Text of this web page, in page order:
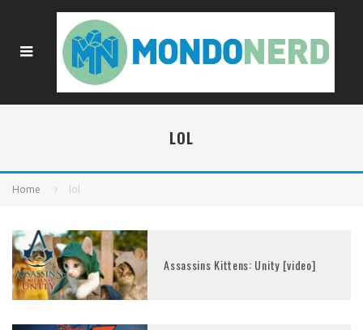
LOL
Home lol
Assassins Kittens: Unity [video]